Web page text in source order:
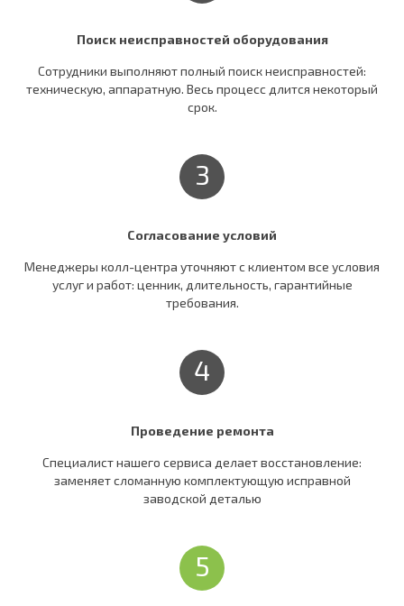
Поиск неисправностей оборудования
Сотрудники выполняют полный поиск неисправностей:
техническую, аппаратную. Весь процесс длится некоторый
срок.
3
Согласование условий
Менеджеры колл-центра уточняют c клиентом все условия
услуг и работ: ценник, длительность, гарантийные
требования.
4
Проведение ремонта
Специалист нашего сервиса делает восстановление:
заменяет сломанную комплектующую исправной
заводской деталью
5